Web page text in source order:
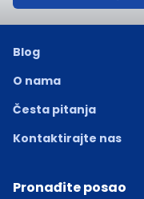
Blog
O nama
Česta pitanja
Kontaktirajte nas
Pronađite posao